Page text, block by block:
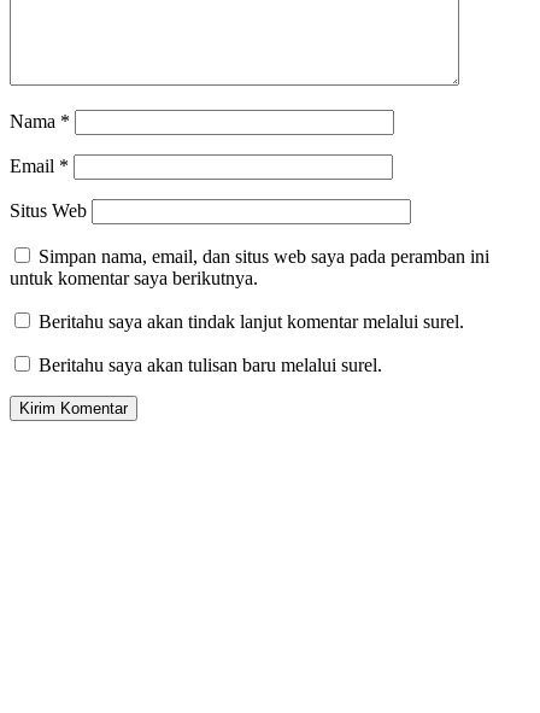
Nama *
Email *
Situs Web
Simpan nama, email, dan situs web saya pada peramban ini
untuk komentar saya berikutnya.
Beritahu saya akan tindak lanjut komentar melalui surel.
Beritahu saya akan tulisan baru melalui surel.